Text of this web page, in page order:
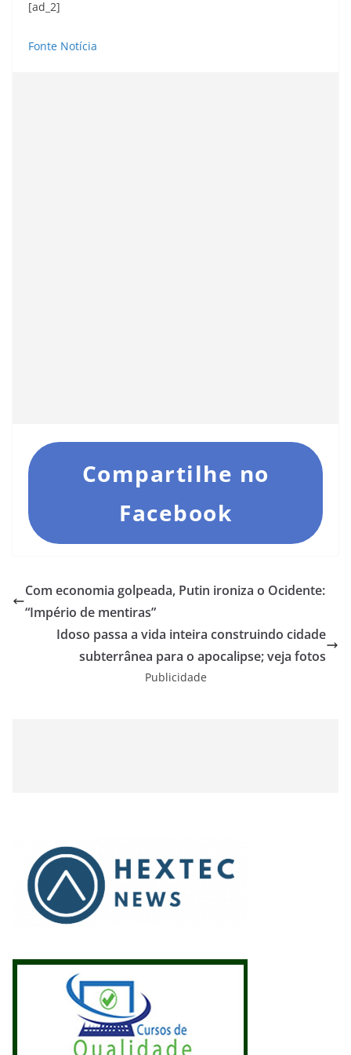
[ad_2]
Fonte Notícia
Compartilhe no
Facebook
Com economia golpeada, Putin ironiza o Ocidente:
“Império de mentiras”
Idoso passa a vida inteira construindo cidade
subterrânea para o apocalipse; veja fotos
Publicidade